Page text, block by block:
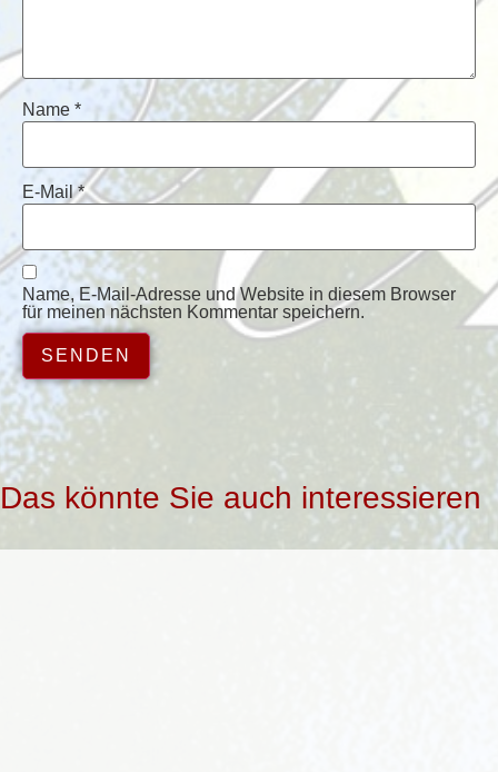
Name *
E-Mail*
Name, E-Mail-Adresse und Website in diesem Browser
für meinen nächsten Kommentar speichern.
Das könnte Sie auch interessieren